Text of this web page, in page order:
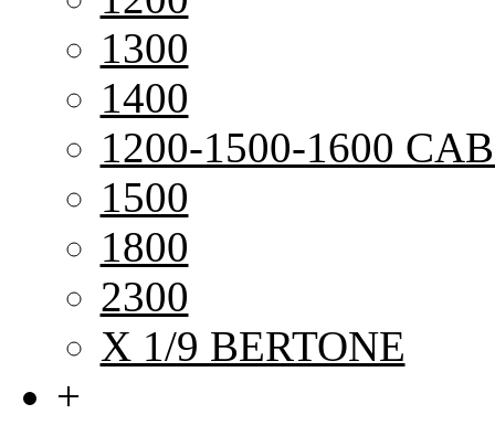
1300
1400
1200-1500-1600
1500
1800
2300
X 1/9 BERTONE
+